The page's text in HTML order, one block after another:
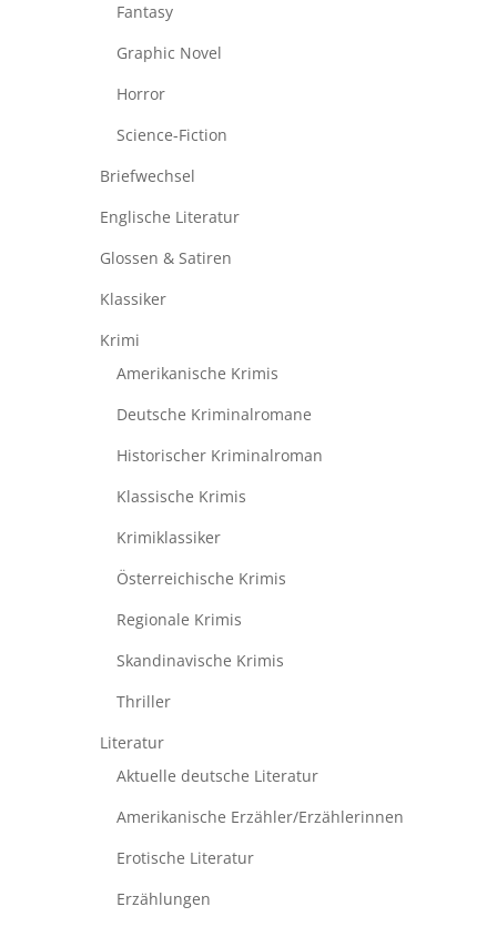
Fantasy
Graphic Novel
Horror
Science-Fiction
Briefwechsel
Englische Literatur
Glossen & Satiren
Klassiker
Krimi
Amerikanische Krimis
Deutsche Kriminalromane
Historischer Kriminalroman
Klassische Krimis
Krimiklassiker
Österreichische Krimis
Regionale Krimis
Skandinavische Krimis
Thriller
Literatur
Aktuelle deutsche Literatur
Amerikanische Erzähler/Erzählerinnen
Erotische Literatur
Erzählungen